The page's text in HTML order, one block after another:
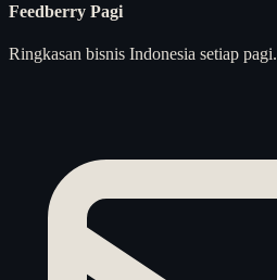
Feedberry Pagi
Ringkasan bisnis Indonesia setiap pagi.